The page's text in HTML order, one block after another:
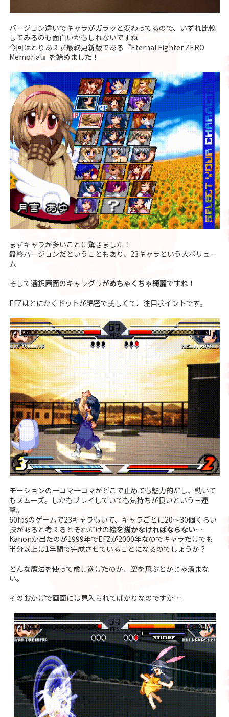
バージョン違いでキャラがガラッと変わってるので、いずれ比較
してみるのも面白いかもしれないですね
今回はとりあえず最終更新版である『Eternal Fighter ZERO
Memorial』を始めました！
まずキャラが多いことに驚きました！
最終バージョンだということもあり、23キャラという大ボリュー
ム
そして選択画面のキャラグラがめちゃくちゃ綺麗ですね！
EFZはとにかくドットが綿密で美しくて、注目ポイントです。
モーションの一コマ一コマがどこで止めても魅力的だし、動いて
もスムーズ。しかもプレイしていても気持ちが良いという三連
撃。
60fpsのゲームで23キャラもいて、キャラごとに20〜30個くらい
技があると考えるとそれだけの絵を描かなければならない…
Kanonが出たのが1999年でEFZが2000年なのでキャラだけでも
半分以上は1年間で完成させていることになるのでしょうか？
どんな魔法を使って成し遂げたのか、空を飛ぶとかじゃ済まな
い。
そのおかげで画面には見入られてばかりなのですが…